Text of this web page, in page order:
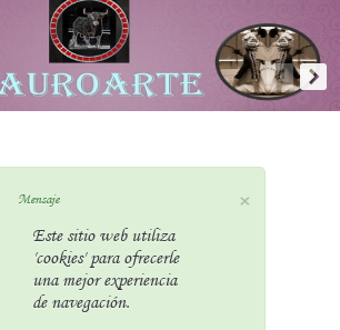
×
Mensaje
Este sitio web utiliza
'cookies' para ofrecerle
una mejor experiencia
de navegación.